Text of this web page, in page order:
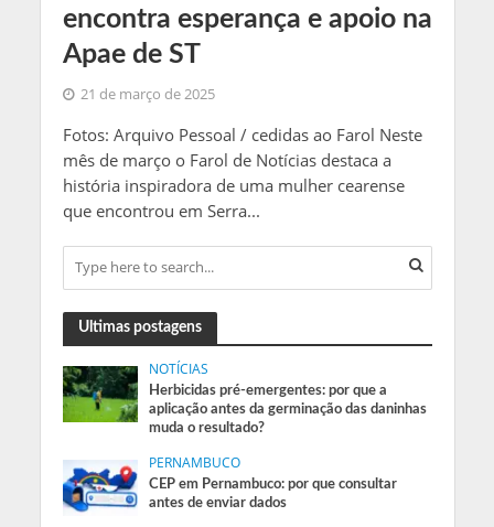
encontra esperança e apoio na
Apae de ST
21 de março de 2025
Fotos: Arquivo Pessoal / cedidas ao Farol Neste
mês de março o Farol de Notícias destaca a
história inspiradora de uma mulher cearense
que encontrou em Serra...
Ultimas postagens
NOTÍCIAS
Herbicidas pré-emergentes: por que a
aplicação antes da germinação das daninhas
muda o resultado?
PERNAMBUCO
CEP em Pernambuco: por que consultar
antes de enviar dados